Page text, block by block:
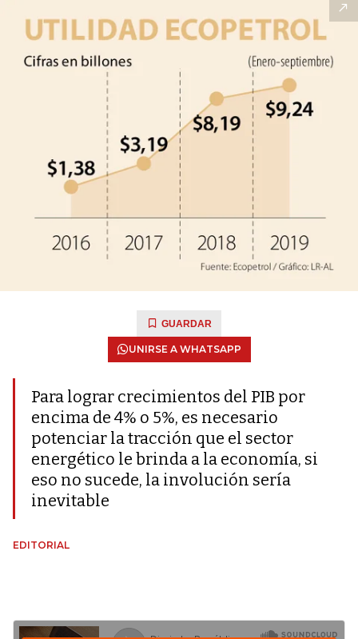
GUARDAR
UNIRSE A WHATSAPP
Para lograr crecimientos del PIB por
encima de 4% o 5%, es necesario
potenciar la tracción que el sector
energético le brinda a la economía, si
eso no sucede, la involución sería
inevitable
EDITORIAL